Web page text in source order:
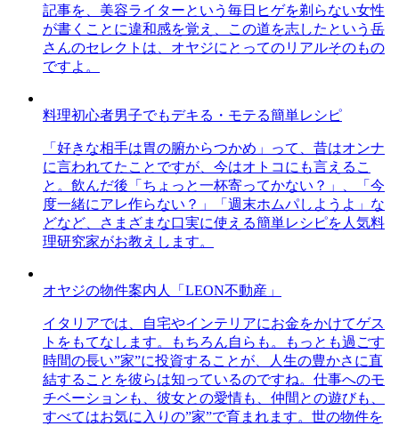
記事を、美容ライターという毎日ヒゲを剃らない女性
が書くことに違和感を覚え、この道を志したという岳
さんのセレクトは、オヤジにとってのリアルそのもの
ですよ。
料理初心者男子でもデキる・モテる簡単レシピ
「好きな相手は胃の腑からつかめ」って、昔はオンナ
に言われてたことですが、今はオトコにも言えるこ
と。飲んだ後「ちょっと一杯寄ってかない？」、「今
度一緒にアレ作らない？」「週末ホムパしようよ」な
どなど、さまざまな口実に使える簡単レシピを人気料
理研究家がお教えします。
オヤジの物件案内人「LEON不動産」
イタリアでは、自宅やインテリアにお金をかけてゲス
トをもてなします。もちろん自らも。もっとも過ごす
時間の長い”家”に投資することが、人生の豊かさに直
結することを彼らは知っているのですね。仕事へのモ
チベーションも、彼女との愛情も、仲間との遊びも、
すべてはお気に入りの”家”で育まれます。世の物件を